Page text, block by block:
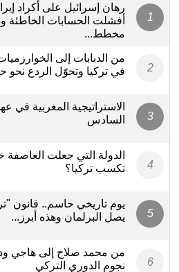
رهان إسرائيل على أكراد
أفشلت الحسابات الخاطئة
مخطط...
من الدبابات إلى
في تركيا وتحوّل الردع نحو
الاستراتيجية المغربية في
السادس
الدولة التي جعلت العاصفة
تكسب تركيا؟
يوم تاريخي حاسم.. قانون
يصل البرلمان وهذه أبرز...
من محمد صلاح إلى هاجي
نجوم الدوري التركي